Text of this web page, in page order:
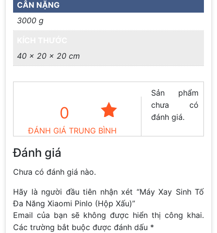
CÂN NẶNG
3000 g
40 × 20 × 20 cm
0
ĐÁNH GIÁ TRUNG BÌNH
Sản phẩm
chưa có
đánh giá.
Đánh giá
Chưa có đánh giá nào.
Hãy là người đầu tiên nhận xét “Máy Xay Sinh Tố
Đa Năng Xiaomi Pinlo (Hộp Xấu)”
Email của bạn sẽ không được hiển thị công khai.
Các trường bắt buộc được đánh dấu *